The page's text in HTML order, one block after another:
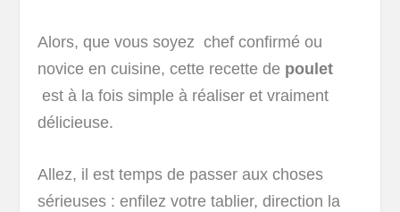
Alors, que vous soyez chef confirmé ou
novice en cuisine, cette recette de poulet
est à la fois simple à réaliser et vraiment
délicieuse.
Allez, il est temps de passer aux choses
sérieuses : enfilez votre tablier, direction la